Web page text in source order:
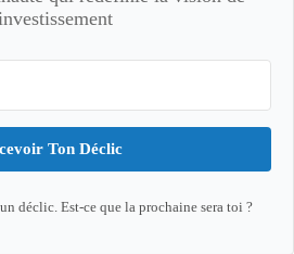
Ton Déclic
déclic. Est-ce que la prochaine sera toi ?